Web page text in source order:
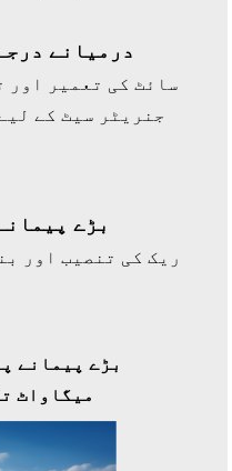
درمیانے
سائٹ کی تعمیر اور
جنریٹر سیٹ کے
بڑے
ریک کی تنصیب اور
میگاواٹ